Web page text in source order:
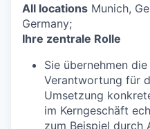
All locations Munich,
Germany;
Ihre zentrale Rolle
Sie übernehmen
Verantwortung für
Umsetzung
im Kerngeschäft
zum Beispiel durch